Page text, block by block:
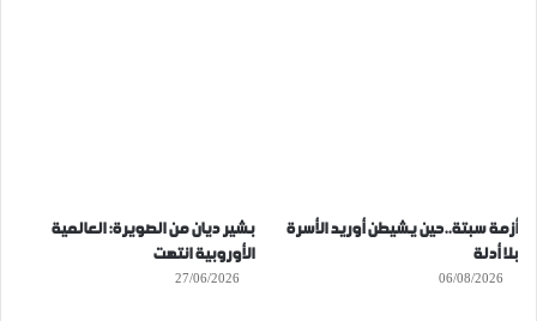
أزمة سبتة..حين يشيطن أوريد الأسرة
بلا أدلة
06/08/2026
بشير ديان من الصويرة: العالمية
الأوروبية انتهت
27/06/2026